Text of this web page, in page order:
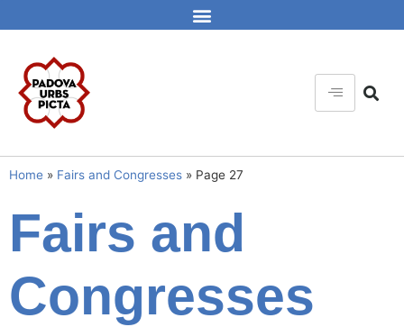
Home » Fairs and Congresses » Page 27
Fairs and
Congresses